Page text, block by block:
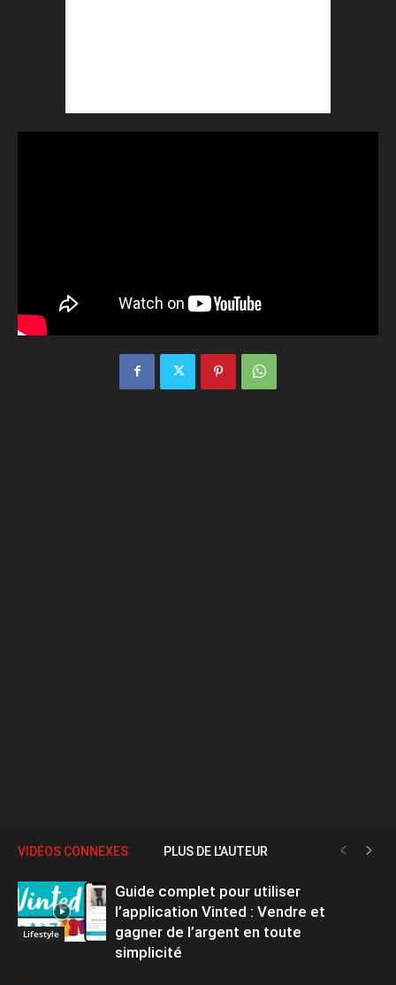
VIDÉOS CONNEXES PLUS DE L'AUTEUR
Lifestyle
Guide complet pour utiliser
l’application Vinted : Vendre et
gagner de l’argent en toute
simplicité